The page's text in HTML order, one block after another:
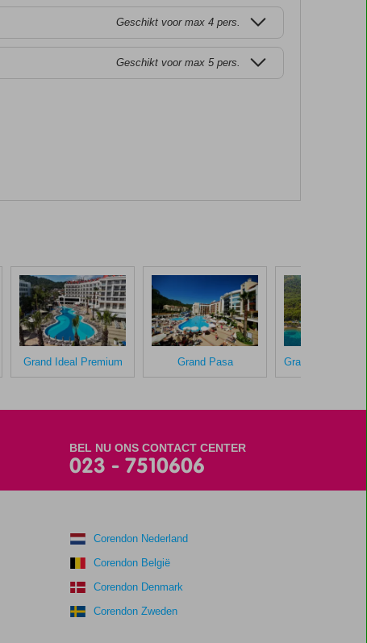
Geschikt voor max 4 pers.
Geschikt voor max 5 pers.
Grand Ideal Premium Grand Pasa
BEL NU ONS CONTACT CENTER
023 - 7510606
Corendon Nederland
Corendon België
Corendon Denmark
Corendon Zweden